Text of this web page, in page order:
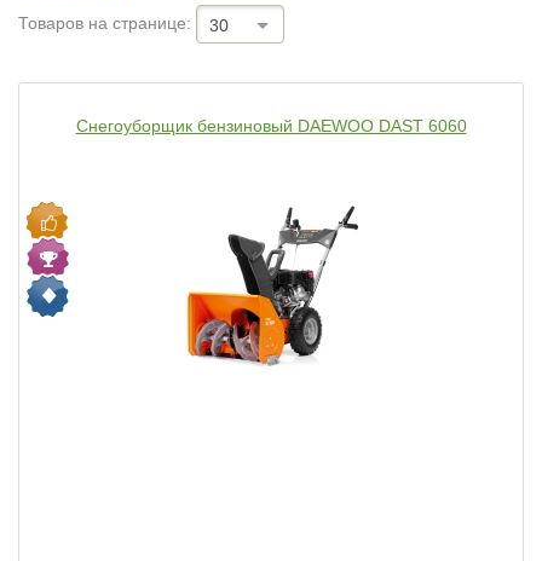
Товаров на странице:
30
Снегоуборщик бензиновый DAEWOO DAST 6060